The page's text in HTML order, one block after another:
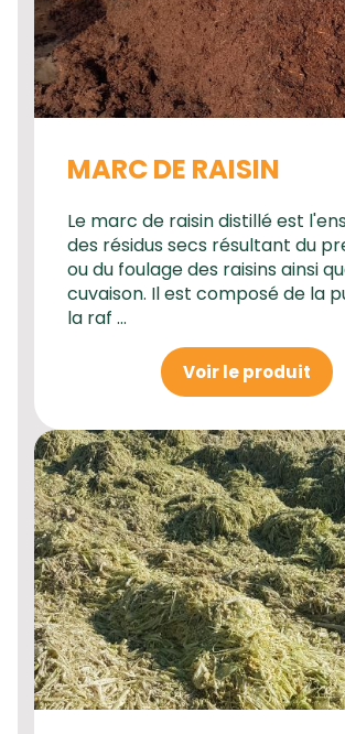
MARC DE RAISIN
Le marc de raisin distillé est
des résidus secs résultant du
ou du foulage des raisins ainsi
cuvaison. Il est composé de la
la raf ...
Voir le produit